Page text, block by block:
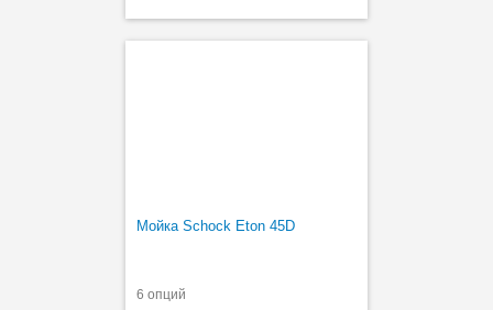
Мойка Schock Eton 45D
6 опций